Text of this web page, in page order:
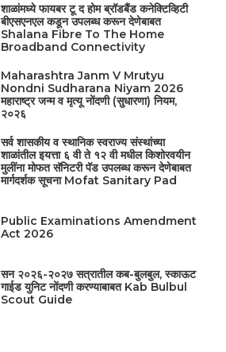
शाळांमध्ये फायबर टू द होम ब्रॉडबैंड कनेक्टिव्हिटी
बीएसएनएल कडून उपलब्ध करून देणेबाबत
Shalana Fibre To The Home
Broadband Connectivity
Maharashtra Janm V Mrutyu
Nondni Sudharana Niyam 2026
महाराष्ट्र जन्म व मृत्यू नोंदणी (सुधारणा) नियम,
२०२६
सर्व शासकीय व स्थानिक स्वराज्य संस्थांच्या
शाळांतील इयत्ता ६ वी ते १२ वी मधील किशोरवयीन
मुलींना मोफत सॅनिटरी पॅड उपलब्ध करून देणेबाबत
मार्गदर्शक सूचना Mofat Sanitary Pad
Public Examinations Amendment
Act 2026
सन २०२६-२०२७ सत्रातील कब-बुलबुल, स्काऊट
गाईड युनिट नोंदणी करण्याबाबत Kab Bulbul
Scout Guide